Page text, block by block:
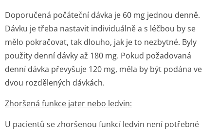
Doporučená počáteční dávka je 60 mg jednou denně.
Dávku je třeba nastavit individuálně a s léčbou by se
mělo pokračovat, tak dlouho, jak je to nezbytné. Byly
použity denní dávky až 180 mg. Pokud požadovaná
denní dávka převyšuje 120 mg, měla by být podána ve
dvou rozdělených dávkách.
Zhoršená funkce jater nebo ledvin:
U pacientů se zhoršenou funkcí ledvin není potřebné